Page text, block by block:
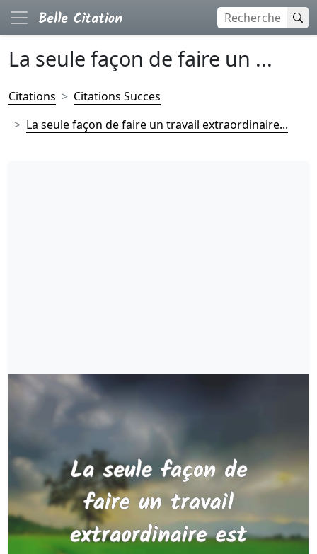
La seule façon de faire un ...
Citations
Citations Succes
La seule façon de faire un travail extraordinaire...